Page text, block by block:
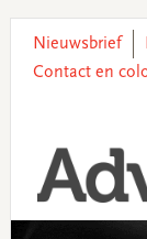
primary
main
primary
footer
Nieuwsbrief
Contact en